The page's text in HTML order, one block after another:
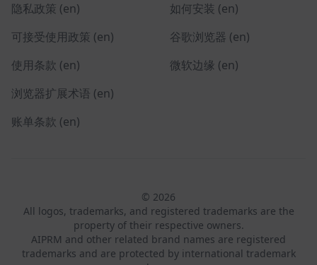
隐私政策 (en)
可接受使用政策 (en)
使用条款 (en)
浏览器扩展术语 (en)
账单条款 (en)
如何安装 (en)
谷歌浏览器 (en)
微软边缘 (en)
© 2026
All logos, trademarks, and registered trademarks are the
property of their respective owners.
AIPRM and other related brand names are registered
trademarks and are protected by international trademark